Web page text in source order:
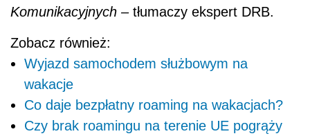
Komunikacyjnych – tłumaczy ekspert DRB.
Zobacz również:
Wyjazd samochodem służbowym na
wakacje
Co daje bezpłatny roaming na wakacjach?
Czy brak roamingu na terenie UE pogrąży